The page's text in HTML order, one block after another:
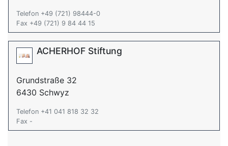
Telefon +49 (721) 98444-0
Fax +49 (721) 9 84 44 15
ACHERHOF Stiftung
Grundstraße 32
6430 Schwyz
Telefon +41 041 818 32 32
Fax -